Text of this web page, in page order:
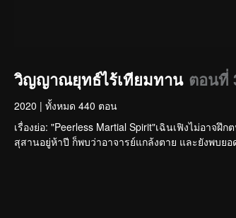
วิญญาณยุทธ์ไร้เทียมทาน ตอนที่
2020 | ทั้งหมด 440 ตอน
เรื่องย่อ: "Peerless Martial Spirit"เฉินเฟิงไม่อาจ
สุสานอยู่ห้าปี ก็พบว่าอาจารย์แกล้งตาย และยังพบย